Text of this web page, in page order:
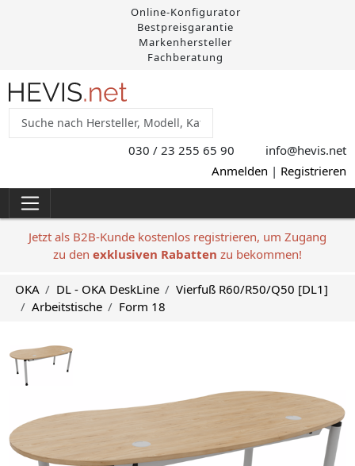
Online-Konfigurator
Bestpreisgarantie
Markenhersteller
Fachberatung
030 / 23 255 65 90 info@hevis.net
Anmelden | Registrieren
Jetzt als B2B-Kunde kostenlos registrieren, um Zugang
zu den exklusiven Rabatten zu bekommen!
OKA DL - OKA DeskLine
Vierfuß R60/R50/Q50 [DL1]
Arbeitstische
Form 18